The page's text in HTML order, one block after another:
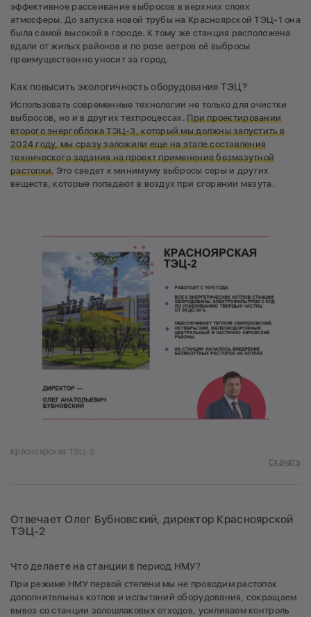
эффективное рассеивание выбросов в верхних слоях
атмосферы. До запуска новой трубы на Красноярской ТЭЦ-1 она
была самой высокой в городе. К тому же станция расположена
вдали от жилых районов и по розе ветров её выбросы
преимущественно уносит за город.
Как повысить экологичность оборудования ТЭЦ?
Использовать современные технологии не только для очистки
выбросов, но и в других техпроцессах.При проектировании
второго энергоблока ТЭЦ-3, который мы должны запустить в
2024 году, мы сразу заложили еще на этапе составления
технического задания на проект применение безмазутной
растопки. Это сведет к минимуму выбросы серы и других
веществ, которые попадают в воздух при сгорании мазута.
Красноярская ТЭЦ-2
Скачать
Отвечает Олег Бубновский, директор Красноярской
ТЭЦ-2
Что делаете на станции в период НМУ?
При режиме НМУ первой степени мы не проводим растопок
дополнительных котлов и испытаний оборудования, сокращаем
вывоз со станции золошлаковых отходов, усиливаем контроль